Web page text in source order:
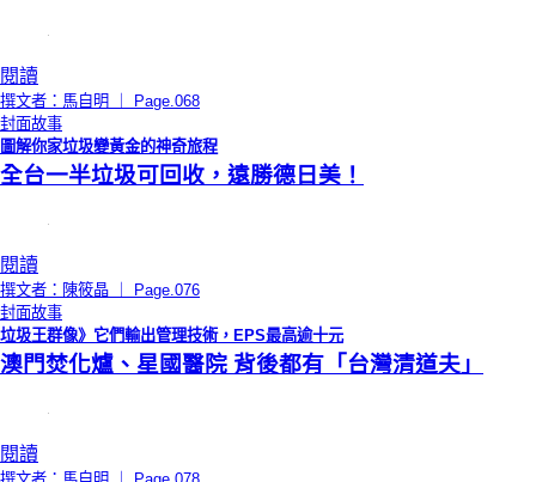
閱讀
撰文者：馬自明 ｜ Page.068
封面故事
圖解你家垃圾變黃金的神奇旅程
全台一半垃圾可回收，遠勝德日美！
閱讀
撰文者：陳筱晶 ｜ Page.076
封面故事
垃圾王群像》它們輸出管理技術，EPS最高逾十元
澳門焚化爐、星國醫院 背後都有「台灣清道夫」
閱讀